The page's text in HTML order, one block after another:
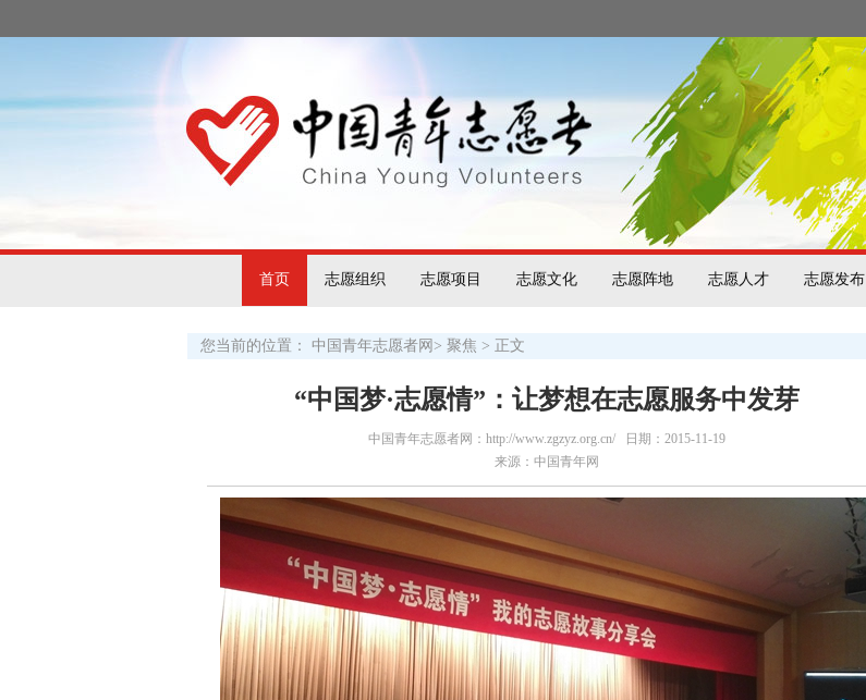
首页 志愿组织 志愿项目 志愿文化 志愿阵地 志愿人才 志愿发布
您当前的位置： 中国青年志愿者网 > 聚焦 > 正文
“中国梦·志愿情”：让梦想在志愿服务中发芽
中国青年志愿者网：http://www.zgzyz.org.cn/ 日期：2015-11-19
来源：中国青年网